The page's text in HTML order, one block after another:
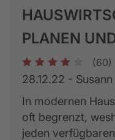
PLANEN
1 2 3 4 (60)
28.12.22 -
In modernen
oft begrenzt,
jeden